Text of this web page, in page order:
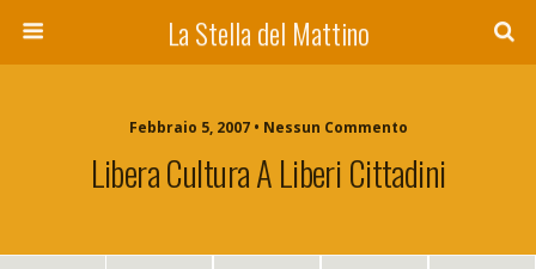
La Stella del Mattino
Febbraio 5, 2007 • Nessun Commento
Libera Cultura A Liberi Cittadini